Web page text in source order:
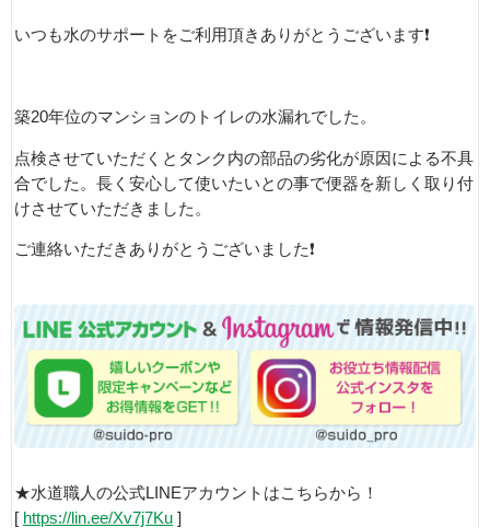
いつも水のサポートをご利用頂きありがとうございます❗
築20年位のマンションのトイレの水漏れでした。
点検させていただくとタンク内の部品の劣化が原因による不具
合でした。長く安心して使いたいとの事で便器を新しく取り付
けさせていただきました。
ご連絡いただきありがとうございました❗
★水道職人の公式LINEアカウントはこちらから！
[ https://lin.ee/Xv7j7Ku ]